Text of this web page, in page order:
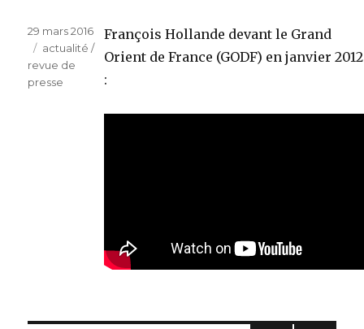
François Hollande devant le Grand
Orient de France (GODF) en janvier 2012
:
Publié
le
29 mars 2016
Catégories
actualité /
revue de
presse